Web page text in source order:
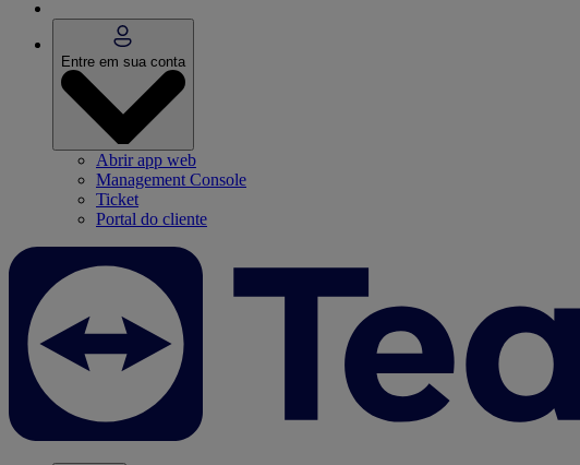
Entre em sua conta
Abrir app web
Management Console
Ticket
Portal do cliente